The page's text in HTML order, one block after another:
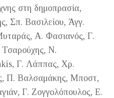
στη δημοπρασία,
Σπ. Βασιλείου, Άγγ.
Α. Φασιανός, Γ.
Ν.
Γ. Λάππας, Χρ.
Π. Βαλσαμάκης, Μποστ,
Γ. Ζογγολόπουλος, Ε.